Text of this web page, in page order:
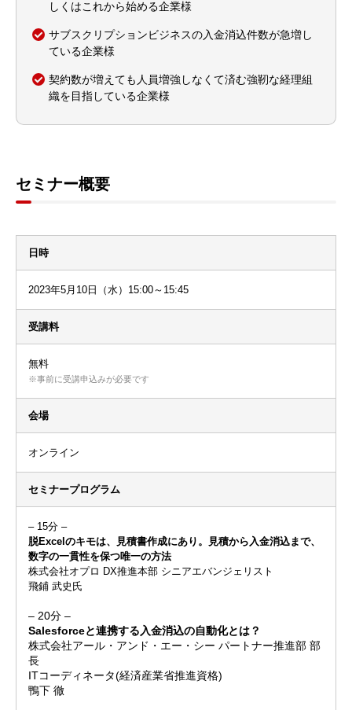
しくはこれから始める企業様
サブスクリプションビジネスの入金消込件数が急増し
ている企業様
契約数が増えても人員増強しなくて済む強靭な経理組
織を目指している企業様
セミナー概要
日時
2023年5月10日（水）15:00～15:45
受講料
無料
※事前に受講申込みが必要です
会場
オンライン
セミナープログラム
– 15分 –
脱Excelのキモは、見積書作成にあり。見積から入金消込まで、
数字の一貫性を保つ唯一の方法
株式会社オプロ DX推進本部 シニアエバンジェリスト
飛鋪 武史氏
– 20分 –
Salesforceと連携する入金消込の自動化とは？
株式会社アール・アンド・エー・シー パートナー推進部 部
長
ITコーディネータ(経済産業省推進資格)
鴨下 徹